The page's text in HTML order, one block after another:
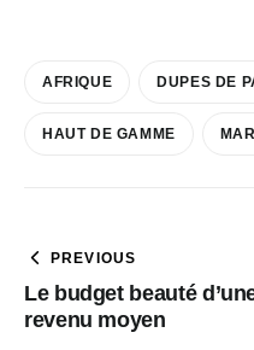
AFRIQUE DUPES DE
HAUT DE GAMME
PREVIOUS
Le budget beauté
revenu moyen